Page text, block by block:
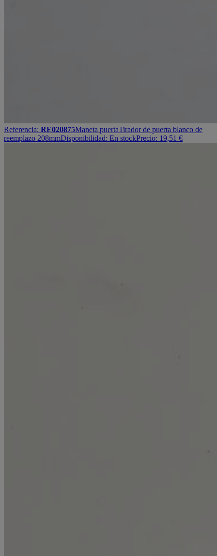
Referencia: RE020875Maneta puertaTirador de puerta blanco de
reemplazo 208mmDisponibilidad: En stockPrecio: 19,51 €